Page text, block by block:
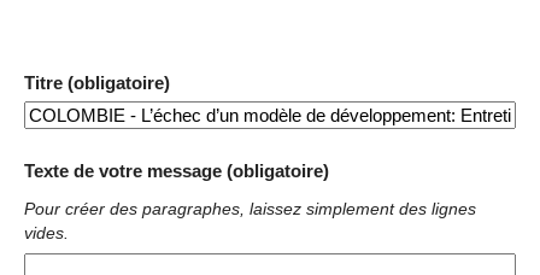
Titre (obligatoire)
Texte de votre message (obligatoire)
Pour créer des paragraphes, laissez simplement des lignes
vides.